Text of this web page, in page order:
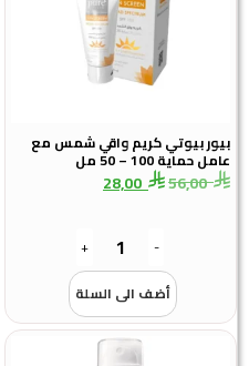
بيوتي كريم واقي شمس مع
100 – 50 مل
28,00
+
أضف الى السلة
مل